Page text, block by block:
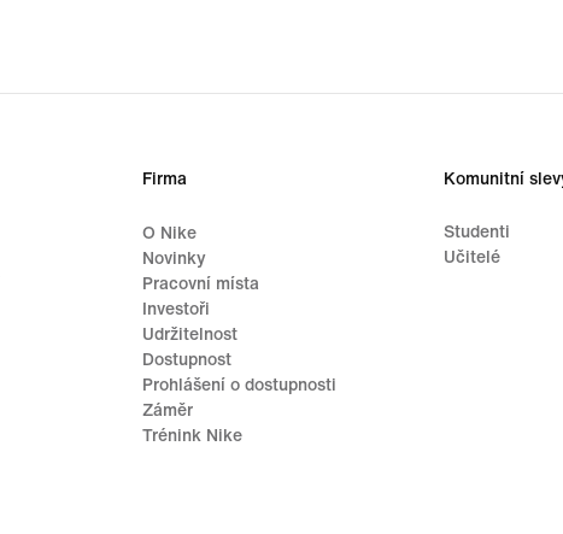
Firma
O Nike
Novinky
Pracovní místa
Investoři
Udržitelnost
Dostupnost
Prohlášení o dostupnosti
Záměr
Trénink Nike
Komunitní
Studenti
Učitelé